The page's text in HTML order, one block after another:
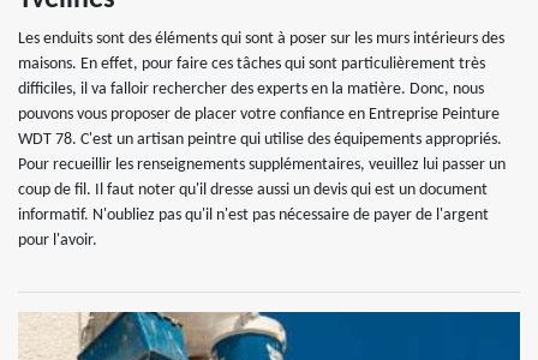
Les enduits sont des éléments qui sont à poser sur les murs intérieurs des
maisons. En effet, pour faire ces tâches qui sont particulièrement très
difficiles, il va falloir rechercher des experts en la matière. Donc, nous
pouvons vous proposer de placer votre confiance en Entreprise Peinture
WDT 78. C'est un artisan peintre qui utilise des équipements appropriés.
Pour recueillir les renseignements supplémentaires, veuillez lui passer un
coup de fil. Il faut noter qu'il dresse aussi un devis qui est un document
informatif. N'oubliez pas qu'il n'est pas nécessaire de payer de l'argent
pour l'avoir.